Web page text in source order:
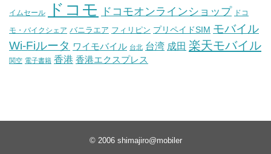
イムセール ドコモ ドコモオンラインショップ ドコ
モ・バイクシェア バニラエア フィリピン プリペイドSIM モバイル
Wi-Fiルータ ワイモバイル 台北 台湾 成田 楽天モバイル
関空 電子書籍 香港 香港エクスプレス
© 2006 shimajiro@mobiler